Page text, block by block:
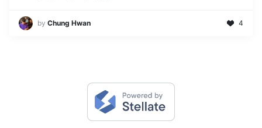
by Chung Hwan 4